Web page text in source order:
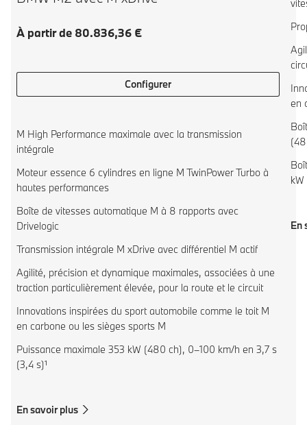
À partir de 80.836,36 €
Configurer
M High Performance maximale avec la transmission
intégrale
Moteur essence 6 cylindres en ligne M TwinPower Turbo à
hautes performances
Boîte de vitesses automatique M à 8 rapports avec
Drivelogic
Transmission intégrale M xDrive avec différentiel M actif
Agilité, précision et dynamique maximales, associées à une
traction particulièrement élevée, pour la route et le circuit
Innovations inspirées du sport automobile comme le toit M
en carbone ou les sièges sports M
Puissance maximale 353 kW (480 ch), 0–100 km/h en 3,7 s
(3,4 s)¹
En savoir plus
en
En